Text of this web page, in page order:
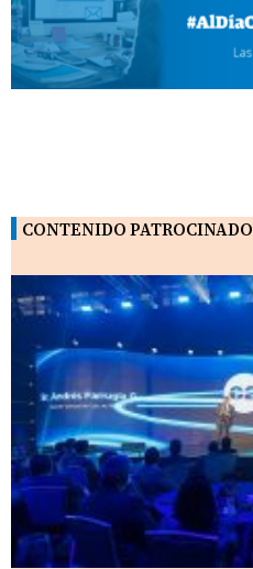
CONTENIDO PATROCINADO